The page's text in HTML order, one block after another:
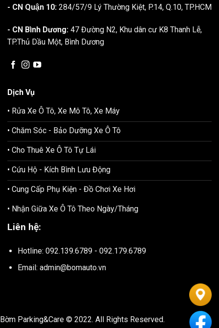
- CN Quận 10: 284/57/9 Lý Thường Kiệt, P.14, Q.10, TP.HCM
- CN Bình Dương: 47 Đường N2, Khu dân cư K8 Thanh Lễ,
TP.Thủ Dầu Một, Bình Dương
Dịch Vụ
• Rửa Xe Ô Tô, Xe Mô Tô, Xe Máy
• Chăm Sóc - Bảo Dưỡng Xe Ô Tô
• Cho Thuê Xe Ô Tô Tự Lái
• Cứu Hộ - Kích Bình Lưu Động
• Cung Cấp Phụ Kiện - Đồ Chơi Xe Hơi
• Nhận Giữa Xe Ô Tô Theo Ngày/Tháng
Liên hệ:
Hotline: 092.139.6789 - 092.179.6789
Email: admin@bomauto.vn
Bờm Parking&Care © 2022. All Rights Reserved.